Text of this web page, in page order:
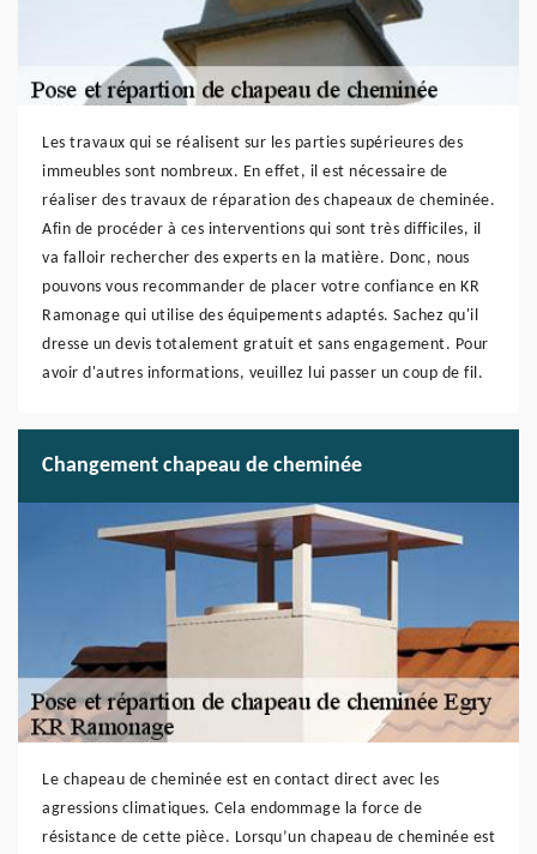
Les travaux qui se réalisent sur les parties supérieures des
immeubles sont nombreux. En effet, il est nécessaire de
réaliser des travaux de réparation des chapeaux de cheminée.
Afin de procéder à ces interventions qui sont très difficiles, il
va falloir rechercher des experts en la matière. Donc, nous
pouvons vous recommander de placer votre confiance en KR
Ramonage qui utilise des équipements adaptés. Sachez qu'il
dresse un devis totalement gratuit et sans engagement. Pour
avoir d'autres informations, veuillez lui passer un coup de fil.
Changement chapeau de cheminée
Le chapeau de cheminée est en contact direct avec les
agressions climatiques. Cela endommage la force de
résistance de cette pièce. Lorsqu’un chapeau de cheminée est